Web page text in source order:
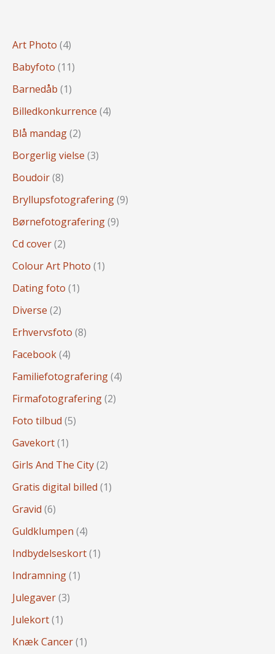
Art Photo (4)
Babyfoto (11)
Barnedåb (1)
Billedkonkurrence (4)
Blå mandag(2)
Borgerlig vielse (3)
Boudoir(8)
Bryllupsfotografering(9)
Børnefotografering(9)
Cd cover(2)
Colour Art Photo (1)
Dating foto (1)
Diverse (2)
Erhvervsfoto (8)
Facebook(4)
Familiefotografering(4)
Firmafotografering(2)
Foto tilbud (5)
Gavekort(1)
Girls And The City(2)
Gratis digital billed (1)
Gravid (6)
Guldklumpen (4)
Indbydelseskort(1)
Indramning(1)
Julegaver(3)
Julekort(1)
Knæk Cancer(1)